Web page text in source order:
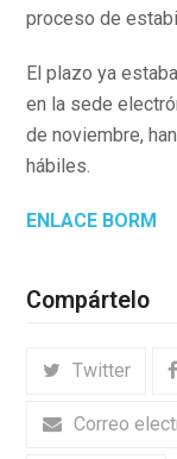
proceso de
El plazo ya
en la sede
de noviembre,
hábiles.
ENLACE BORM
Compártelo
Twitter
Correo